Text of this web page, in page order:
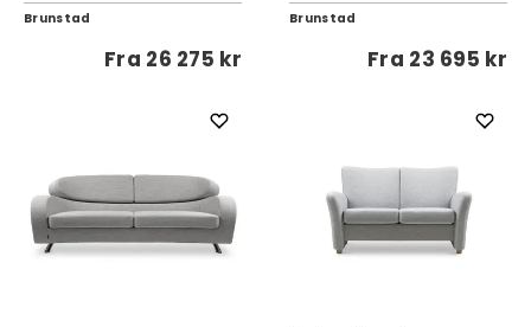
Brunstad
Fra 26 275 kr
Brunstad
Fra 23 695 kr